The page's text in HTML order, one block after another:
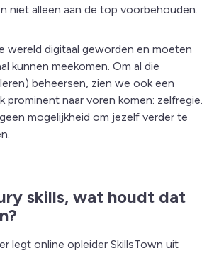
niet alleen aan de top voorbehouden.
wereld digitaal geworden en moeten
kunnen meekomen. Om al die
beheersen, zien we ook een
prominent naar voren komen: zelfregie.
mogelijkheid om jezelf verder te
skills, wat houdt dat
legt online opleider SkillsTown uit